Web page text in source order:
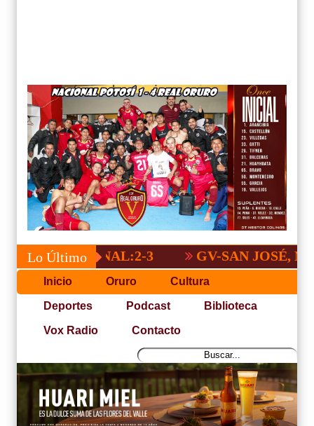
Lo Último
NACIONAL:2-3 GV-SAN JOSÉ, NO
Inicio Oruro Cultura
Deportes Podcast Biblioteca
Vox Radio Contacto